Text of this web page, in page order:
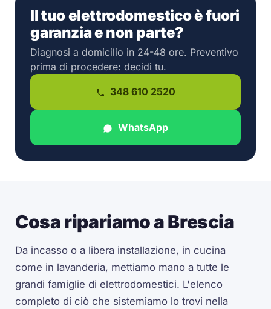
Il tuo elettrodomestico è fuori
garanzia e non parte?
Diagnosi a domicilio in 24-48 ore. Preventivo
prima di procedere: decidi tu.
348 610 2520
WhatsApp
Cosa ripariamo a Brescia
Da incasso o a libera installazione, in cucina
come in lavanderia, mettiamo mano a tutte le
grandi famiglie di elettrodomestici. L'elenco
completo di ciò che sistemiamo lo trovi nella